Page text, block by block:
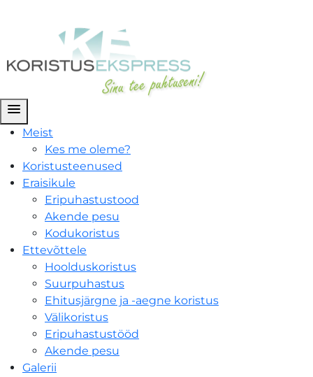
menu
Meist
Kes me oleme?
Koristusteenused
Eraisikule
Eripuhastustood
Akende pesu
Kodukoristus
Ettevõttele
Hoolduskoristus
Suurpuhastus
Ehitusjärgne ja -aegne koristus
Välikoristus
Eripuhastustööd
Akende pesu
Galerii